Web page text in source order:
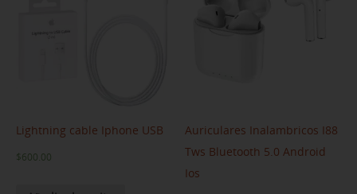
Lightning cable Iphone USB
$600.00
Auriculares Inalambricos I88
Tws Bluetooth 5.0 Android
Ios